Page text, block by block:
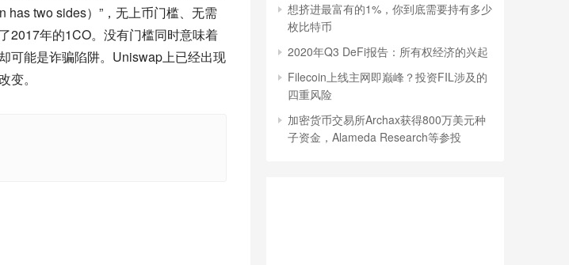
has two sides）”，无上币门槛、无需
2017年的1CO。没有门槛同时意味着
可能是诈骗陷阱。Uniswap上已经出现
。
想挤进最富有的1%，你到底需要持有多少
枚比特币
2020年Q3 DeFi报告：所有权经济的兴起
Filecoin上线主网即巅峰？投资FIL涉及的
四重风险
加密货币交易所Archax获得800万美元种
子资金，Alameda Research等参投